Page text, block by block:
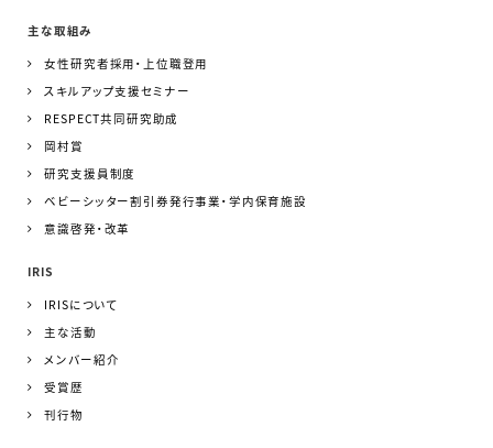
主な取組み
女性研究者採用・上位職登用
スキルアップ支援セミナー
RESPECT共同研究助成
岡村賞
研究支援員制度
ベビーシッター割引券発行事業・学内保育施設
意識啓発・改革
IRIS
IRISについて
主な活動
メンバー紹介
受賞歴
刊行物